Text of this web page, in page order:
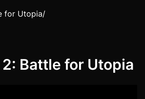
for Utopia/
Battle for Utopia